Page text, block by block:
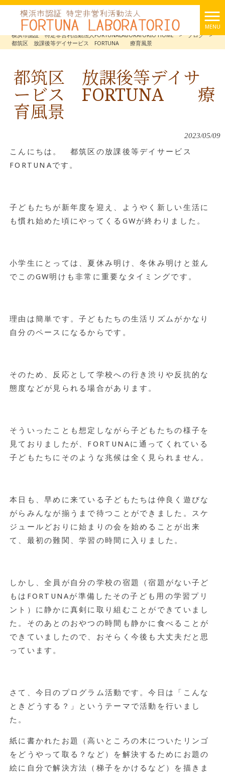
MENU
横浜市認証 特定非営利活動法人FORTUNALABORATORIO HOME
> ブログ
>
都筑区 放課後等デイサービス FORTUNA 療育風景
都筑区 放課後等デイサ
ービス FORTUNA 療
育風景
2023/05/09
こんにちは。 都筑区の放課後等デイサービス
FORTUNAです。
子どもたちが新年度を迎え、ようやく新しい生活に
も慣れ始めた頃にやってくるGWが終わりました。
小学生にとっては、夏休み明け、冬休み明けと並ん
でこのGW明けも非常に重要なタイミングです。
理由は簡単です。子どもたちの生活リズムがかなり
自分のペースになるからです。
そのため、反応として学校への行き渋りや反抗的な
態度などが見られる場合があります。
そういったことも想定しながら子どもたちの様子を
見ておりましたが、FORTUNAに通ってくれている
子どもたちにそのような兆候は全く見られません。
本日も、早めに来ている子どもたちは仲良く遊びな
がらみんなが揃うまで待つことができました。スケ
ジュールどおりに始まりの会を始めることが出来
て、最初の難関、学習の時間に入りました。
しかし、全員が自分の学校の宿題（宿題がない子ど
もはFORTUNAが準備したその子ども用の学習プリ
ント）に静かに真剣に取り組むことができていまし
た。そのあとのおやつの時間も静かに食べることが
できていましたので、おそらく今後も大丈夫だと思
っています。
さて、今日のプログラム活動です。今日は「こんな
ときどうする？」というテーマで活動を行いまし
た。
紙に書かれたお題（高いところの木についたリンゴ
をどうやって取る？など）を解決するためにお題の
絵に自分で解決方法（梯子をかけるなど）を描きま